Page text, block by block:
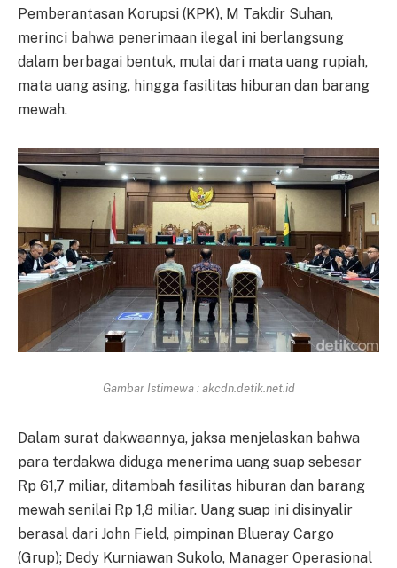
Pemberantasan Korupsi (KPK), M Takdir Suhan,
merinci bahwa penerimaan ilegal ini berlangsung
dalam berbagai bentuk, mulai dari mata uang rupiah,
mata uang asing, hingga fasilitas hiburan dan barang
mewah.
Gambar Istimewa : akcdn.detik.net.id
Dalam surat dakwaannya, jaksa menjelaskan bahwa
para terdakwa diduga menerima uang suap sebesar
Rp 61,7 miliar, ditambah fasilitas hiburan dan barang
mewah senilai Rp 1,8 miliar. Uang suap ini disinyalir
berasal dari John Field, pimpinan Blueray Cargo
(Grup); Dedy Kurniawan Sukolo, Manager Operasional